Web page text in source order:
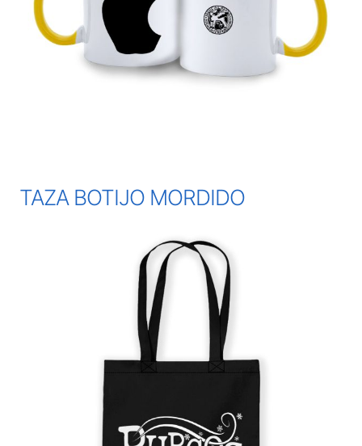
TAZA BOTIJO MORDIDO